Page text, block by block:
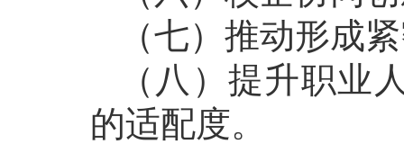
（七）推动形成
（八）提升职业
的适配度。